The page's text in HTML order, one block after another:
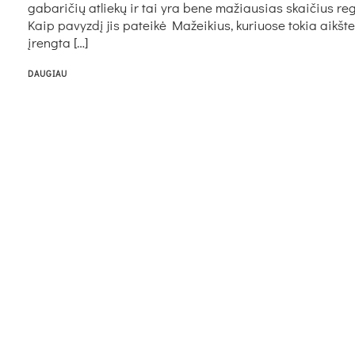
ga­ba­ri­čių at­liekų ir tai yra be­ne ma­žiau­sias skai­čius
Kaip pa­vyzdį jis pa­teikė Ma­žei­kius, ku­riuo­se to­kia
įreng­ta […]
DAUGIAU